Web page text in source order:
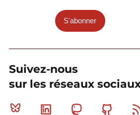
S'abonner
Suivez-nous
sur les réseaux
Bluesky Linkedin Mastodon